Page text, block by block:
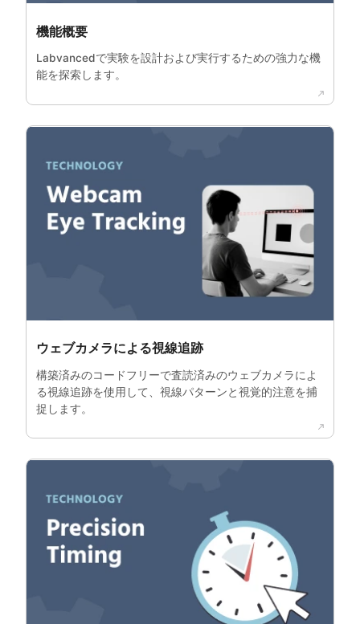
機能概要
Labvancedで実験を設計および実行するための強力な機
能を探索します。
ウェブカメラによる視線追跡
構築済みのコードフリーで査読済みのウェブカメラによ
る視線追跡を使用して、視線パターンと視覚的注意を捕
捉します。